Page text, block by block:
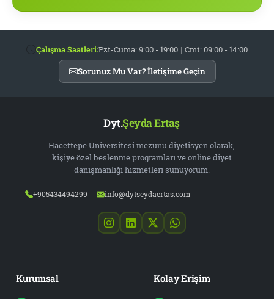
Çalışma Saatleri:Pzt-Cuma: 9:00 - 19:00 | Cmt: 09:00 - 14:00
Sorunuz Mu Var? İletişime Geçin
Dyt.Şeyda Ertaş
Hacettepe Üniversitesi mezunu diyetisyen olarak,
kişiye özel beslenme programları ve online diyet
danışmanlığı hizmetleri sunuyorum.
+905434494299 info@dytseydaertas.com
Kurumsal Kolay Erişim